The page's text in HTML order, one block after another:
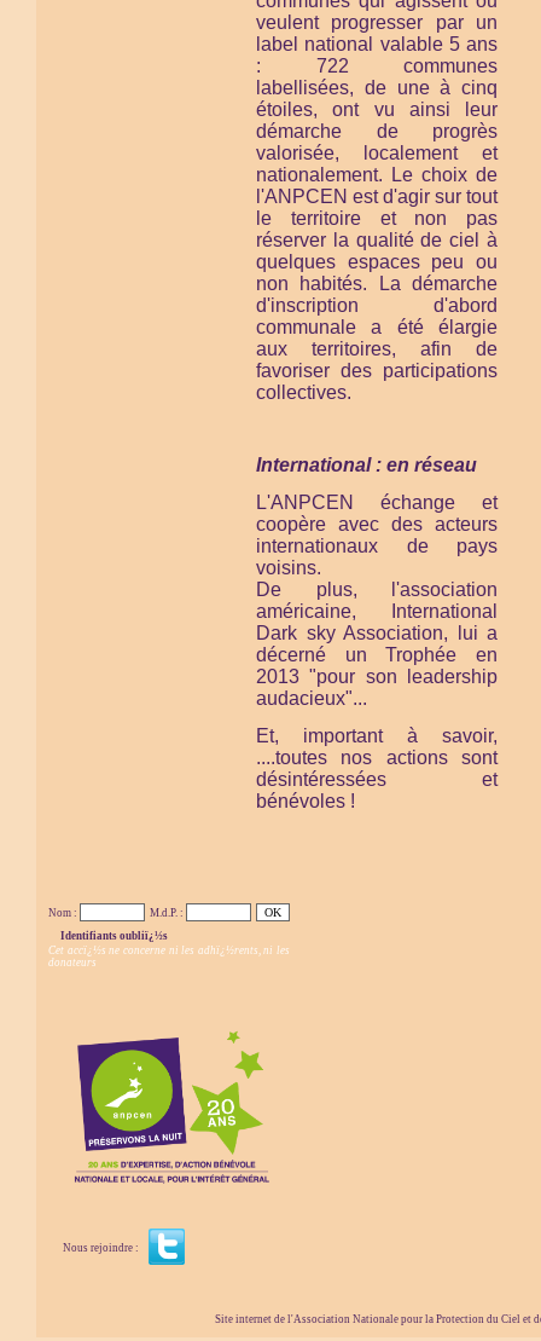
veulent progresser par un
label national valable 5 ans
: 722 communes
labellisées, de une à cinq
étoiles, ont vu ainsi leur
démarche de progrès
valorisée, localement et
nationalement. Le choix de
l'ANPCEN est d'agir sur tout
le territoire et non pas
réserver la qualité de ciel à
quelques espaces peu ou
non habités. La démarche
d'inscription d'abord
communale a été élargie
aux territoires, afin de
favoriser des participations
collectives.
International : en réseau
L'ANPCEN échange et
coopère avec des acteurs
internationaux de pays
voisins.
De plus, l'association
américaine,
International
Dark sky Association,
lui a
décerné un Trophée en
2013 "pour son leadership
audacieux"...
Et, important à savoir,
....toutes nos actions sont
désintéressées et
bénévoles !
Nom :
M.d.P. :
Identifiants oubliï¿½s
Cet accï¿½s ne concerne ni les adhï¿½rents, ni les
donateurs
Nous rejoindre :
Site internet de l'Association Nationale pour la Protection du Ciel et de